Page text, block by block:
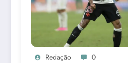
Redação 0